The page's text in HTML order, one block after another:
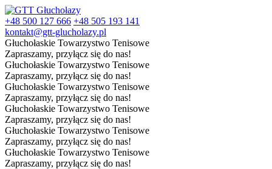
+48 500 127 666 +48 505 193 141
kontakt@gtt-glucholazy.pl
Głuchołaskie Towarzystwo Tenisowe
Zapraszamy, przyłącz się do nas!
Głuchołaskie Towarzystwo Tenisowe
Zapraszamy, przyłącz się do nas!
Głuchołaskie Towarzystwo Tenisowe
Zapraszamy, przyłącz się do nas!
Głuchołaskie Towarzystwo Tenisowe
Zapraszamy, przyłącz się do nas!
Głuchołaskie Towarzystwo Tenisowe
Zapraszamy, przyłącz się do nas!
Głuchołaskie Towarzystwo Tenisowe
Zapraszamy, przyłącz się do nas!